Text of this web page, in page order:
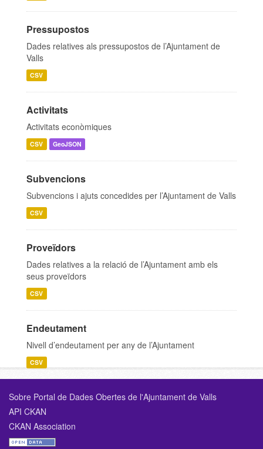
Pressupostos
Dades relatives als pressupostos de l’Ajuntament de
Valls
CSV
Activitats
Activitats econòmiques
CSV GeoJSON
Subvencions
Subvencions i ajuts concedides per l’Ajuntament de Valls
CSV
Proveïdors
Dades relatives a la relació de l’Ajuntament amb els
seus proveïdors
CSV
Endeutament
Nivell d’endeutament per any de l’Ajuntament
CSV
Sobre Portal de Dades Obertes de l'Ajuntament de Valls
API CKAN
CKAN Association